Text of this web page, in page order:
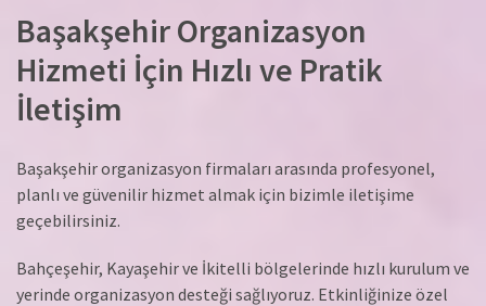
Başakşehir Organizasyon
Hizmeti İçin Hızlı ve Pratik
İletişim
Başakşehir organizasyon firmaları arasında profesyonel,
planlı ve güvenilir hizmet almak için bizimle iletişime
geçebilirsiniz.
Bahçeşehir, Kayaşehir ve İkitelli bölgelerinde hızlı kurulum ve
yerinde organizasyon desteği sağlıyoruz. Etkinliğinize özel